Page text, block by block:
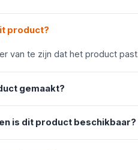
product?
van te zijn dat het product past.
gemaakt?
is dit product beschikbaar?